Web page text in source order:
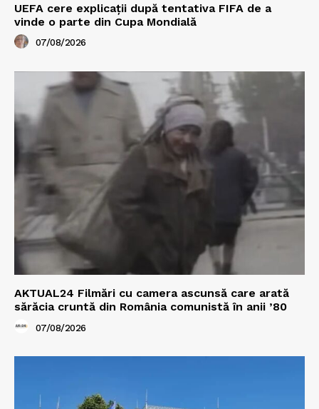
UEFA cere explicații după tentativa FIFA de a
vinde o parte din Cupa Mondială
07/08/2026
AKTUAL24 Filmări cu camera ascunsă care arată
sărăcia cruntă din România comunistă în anii ’80
07/08/2026